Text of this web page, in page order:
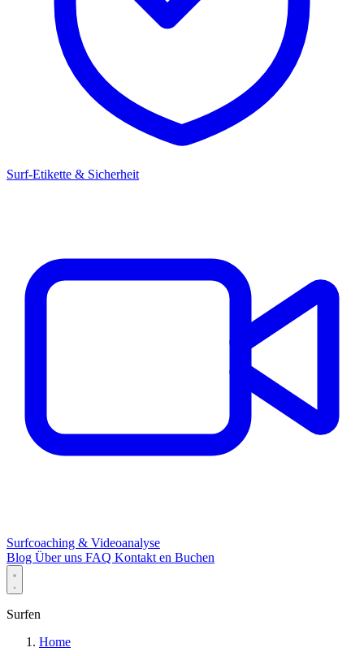
Surf-Etikette & Sicherheit
Surfcoaching & Videoanalyse
Blog Über uns FAQ Kontakten Buchen
Surfen
Home